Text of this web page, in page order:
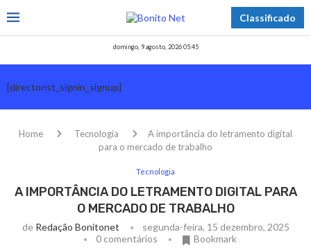
Classificado
domingo, 9 agosto, 2026 05:45
[directorist_signin_signup]
Home Tecnologia
A importância do letramento digital
para o mercado de trabalho
Tecnologia
A IMPORTÂNCIA DO LETRAMENTO DIGITAL PARA
O MERCADO DE TRABALHO
de Redação Bonitonet
segunda-feira, 15 dezembro, 2025
0 comentários
Bookmark